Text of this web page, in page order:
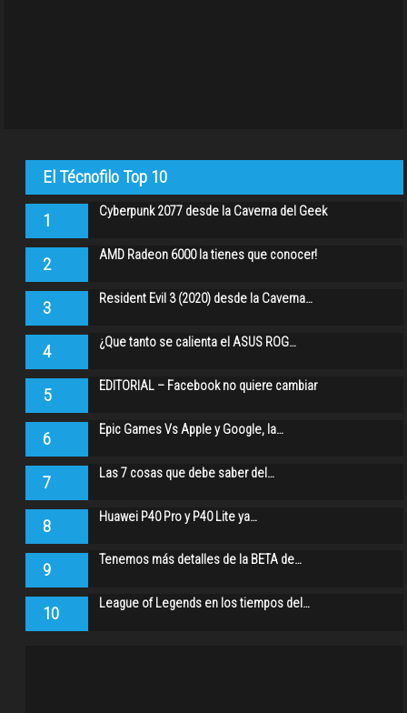
El Técnofilo Top 10
1 Cyberpunk 2077 desde la Caverna del Geek
2 AMD Radeon 6000 la tienes que conocer!
3 Resident Evil 3 (2020) desde la Caverna…
4 ¿Que tanto se calienta el ASUS ROG…
5 EDITORIAL – Facebook no quiere cambiar
6 Epic Games Vs Apple y Google, la…
7 Las 7 cosas que debe saber del…
8 Huawei P40 Pro y P40 Lite ya…
9 Tenemos más detalles de la BETA de…
10 League of Legends en los tiempos del…